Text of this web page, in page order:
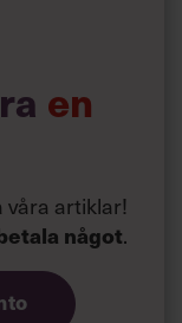
en
våra artiklar!
något.